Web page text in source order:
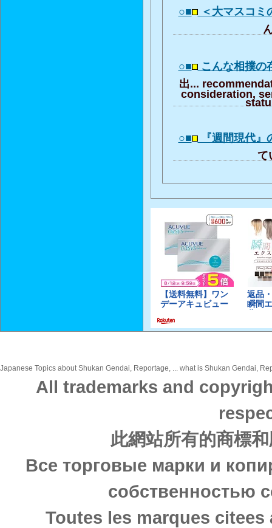
○■ ＜大マスコ
○■ こんな相撲
出...
consideration,
○■ 『週間現代
て
Japanese Topics about Shukan Gendai, Reportage, ... what is Shukan Gendai,
All trademarks and
此網站所有的商標
Все торговые марки и
собственностью
Toutes les marques